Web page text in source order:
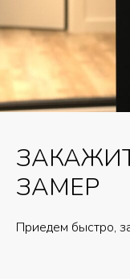
ЗАМЕР
Приедем быстро,